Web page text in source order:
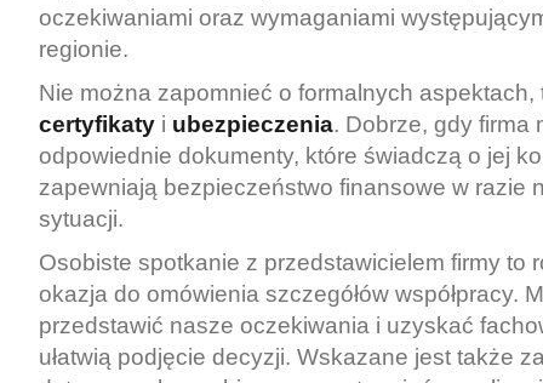
oczekiwaniami oraz wymaganiami
regionie.
Nie można zapomnieć o formalnych aspektach,
certyfikaty i ubezpieczenia. Dobrze, gdy firma
odpowiednie dokumenty, które świadczą o jej
zapewniają bezpieczeństwo finansowe w razie
sytuacji.
Osobiste spotkanie z przedstawicielem firmy to
okazja do omówienia szczegółów współpracy.
przedstawić nasze oczekiwania i uzyskać
ułatwią podjęcie decyzji. Wskazane jest także